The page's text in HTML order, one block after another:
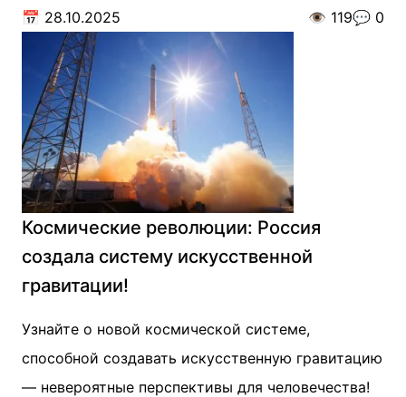
📅 28.10.2025 👁️ 119💬 0
Космические революции: Россия
создала систему искусственной
гравитации!
Узнайте о новой космической системе,
способной создавать искусственную гравитацию
— невероятные перспективы для человечества!